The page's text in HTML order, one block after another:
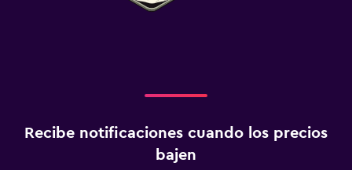
Recibe notificaciones cuando los precios
bajen